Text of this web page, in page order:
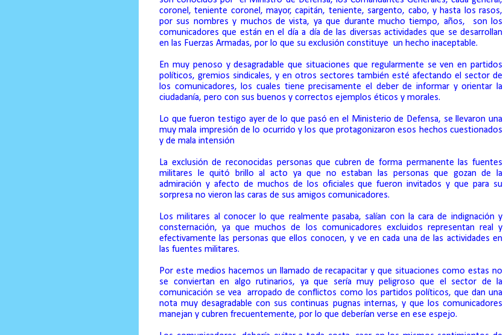
coronel, teniente coronel, mayor, capitán, teniente, sargento, cabo, y hasta los rasos,
por sus nombres y muchos de vista, ya que durante mucho tiempo, años,
son los
comunicadores que están en el día a día de las diversas actividades que se desarrollan
en las Fuerzas Armadas, por lo que su exclusión constituye un hecho inaceptable.
En muy penoso y desagradable que situaciones que regularmente se ven en partidos
políticos, gremios sindicales, y en otros sectores también esté afectando el sector de
los comunicadores, los cuales tiene precisamente el deber de informar y orientar la
ciudadanía, pero con sus buenos y correctos ejemplos éticos y morales.
Lo que fueron testigo ayer de lo que pasó en el Ministerio de Defensa, se llevaron una
muy mala impresión de lo ocurrido y los que protagonizaron esos hechos cuestionados
y de mala intensión
La exclusión de reconocidas personas que cubren de forma permanente las fuentes
militares le quitó brillo al acto ya que no estaban las personas que gozan de la
admiración y afecto de muchos de los oficiales que fueron invitados y que para su
sorpresa no vieron las caras de sus amigos comunicadores.
Los militares al conocer lo que realmente pasaba, salían con la cara de indignación y
consternación, ya que muchos de los comunicadores excluidos representan real y
efectivamente las personas que ellos conocen, y ve en cada una de las actividades en
las fuentes militares.
Por este medios hacemos un llamado de recapacitar y que situaciones como estas no
se conviertan en algo rutinarios, ya que sería muy peligroso que el sector de la
comunicación se vea
arropado de conflictos como los partidos políticos, que dan una
nota muy desagradable con sus continuas pugnas internas, y que los comunicadores
manejan y cubren frecuentemente, por lo que deberían verse en ese espejo.